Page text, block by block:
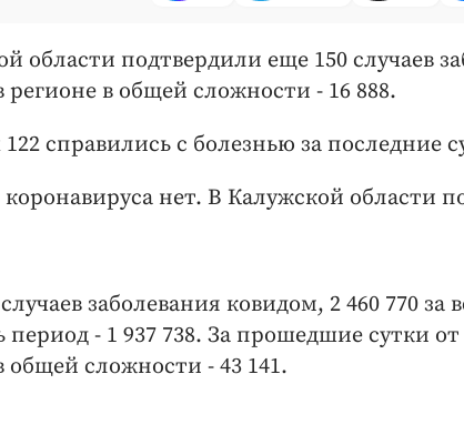
области подтвердили еще 150 случаев
в общей сложности - 16 888.
справились с болезнью за последние
нет. В Калужской области
заболевания ковидом, 2 460 770 за
период - 1 937 738. За прошедшие сутки от
общей сложности - 43 141.